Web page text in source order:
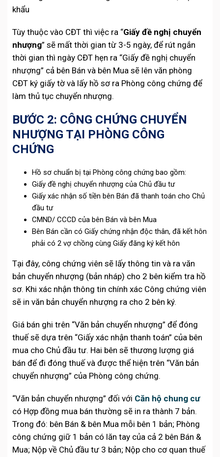
khẩu
Tùy thuộc vào CĐT thì việc ra “Giấy đề nghị chuyển
nhượng” sẽ mất thời gian từ 3-5 ngày, để rút ngắn
thời gian thì ngày CĐT hẹn ra “Giấy đề nghị chuyển
nhượng” cả bên Bán và bên Mua sẽ lên văn phòng
CĐT ký giấy tờ và lấy hồ sơ ra Phòng công chứng để
làm thủ tục chuyển nhượng.
BƯỚC 2: CÔNG CHỨNG CHUYỂN
NHƯỢNG TẠI PHÒNG CÔNG
CHỨNG
Hồ sơ chuẩn bị tại Phòng công chứng bao gồm:
Giấy đề nghị chuyển nhượng của Chủ đầu tư
Giấy xác nhận số tiền bên Bán đã thanh toán cho Chủ
đầu tư
CMND/ CCCD của bên Bán và bên Mua
Bên Bán cần có Giấy chứng nhận độc thân, đã kết hôn
phải có 2 vợ chồng cùng Giấy đăng ký kết hôn
Tại đây, công chứng viên sẽ lấy thông tin và ra văn
bản chuyển nhượng (bản nháp) cho 2 bên kiểm tra hồ
sơ. Khi xác nhận thông tin chính xác Công chứng viên
sẽ in văn bản chuyển nhượng ra cho 2 bên ký.
Giá bán ghi trên “Văn bản chuyển nhượng” để đóng
thuế sẽ dựa trên “Giấy xác nhận thanh toán” của bên
mua cho Chủ đầu tư. Hai bên sẽ thương lượng giá
bán để đi đóng thuế và được thể hiện trên “Văn bản
chuyển nhượng” của Phòng công chứng.
“Văn bản chuyển nhượng” đối với Căn hộ chung cư
có Hợp đồng mua bán thường sẽ in ra thành 7 bản.
Trong đó: bên Bán & bên Mua mỗi bên 1 bản; Phòng
công chứng giữ 1 bản có lăn tay của cả 2 bên Bán &
Mua; Nộp về Chủ đầu tư 3 bản; Nộp cho cơ quan thuế